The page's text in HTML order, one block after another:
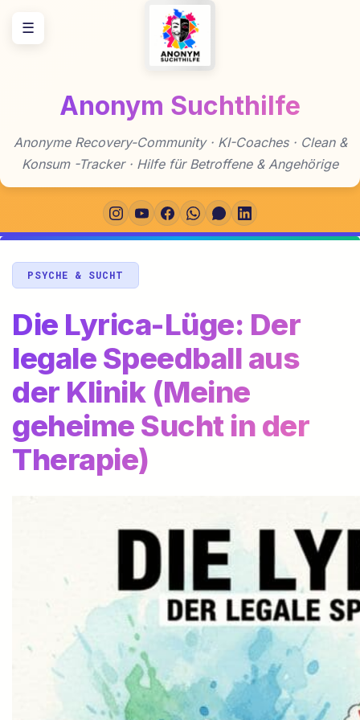
Inhalt
springen
Anonym Suchthilfe
Anonyme Recovery-Community · KI-Coaches · Clean &
Konsum -Tracker · Hilfe für Betroffene & Angehörige
PSYCHE & SUCHT
Die Lyrica-Lüge: Der
legale Speedball aus
der Klinik (Meine
geheime Sucht in der
Therapie)
☰